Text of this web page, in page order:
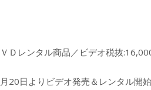
Ｄレンタル商品／ビデオ税抜:16,000
20日よりビデオ発売＆レンタル開始